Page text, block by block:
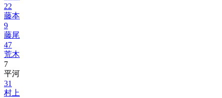
22
藤本
9
藤尾
47
荒木
7
平河
31
村上